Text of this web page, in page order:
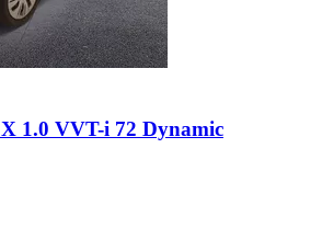
X 1.0 VVT-i 72 Dynamic